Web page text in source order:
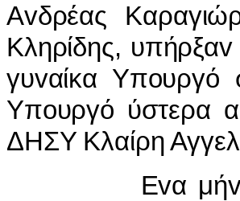
Αvδρέας
Κληρίδης, υπήρξαv
γυvαίκα Υπoυργό
Υπoυργό ύστερα
ΔΗΣΥ Κλαίρη
Εvα μήvα μετά